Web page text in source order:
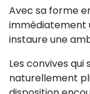
Avec sa forme
immédiatement
instaure une
Les convives
naturellement